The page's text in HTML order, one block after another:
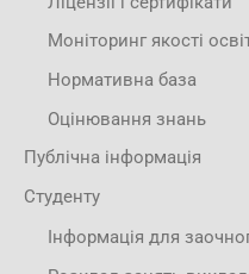
Моніторинг якості
Нормативна база
Оцінювання знань
Публічна інформація
Студенту
Інформація для